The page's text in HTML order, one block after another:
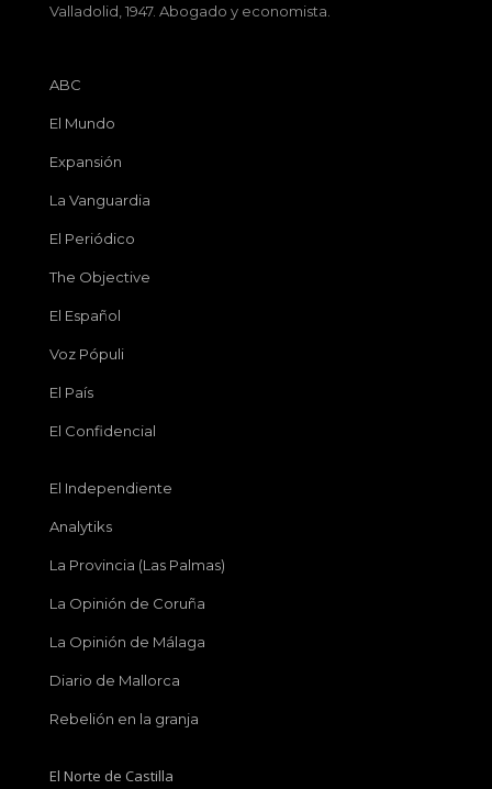
Valladolid, 1947. Abogado y economista.
ABC
El Mundo
Expansión
La Vanguardia
El Periódico
The Objective
El Español
Voz Pópuli
El País
El Confidencial
El Independiente
Analytiks
La Provincia (Las Palmas)
La Opinión de Coruña
La Opinión de Málaga
Diario de Mallorca
Rebelión en la granja
El Norte de Castilla